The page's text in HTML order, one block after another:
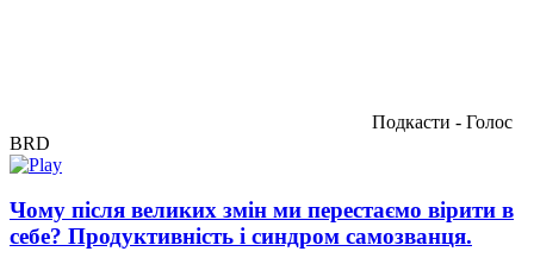
Подкасти - Голос
BRD
Чому після великих змін ми перестаємо вірити в
себе? Продуктивність і синдром самозванця.